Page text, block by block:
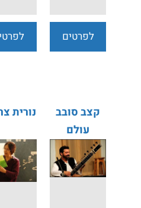
לפרטים
קצב סובב
עולם
נורית